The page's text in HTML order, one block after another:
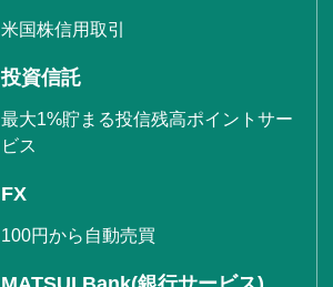
米国株信用取引
投資信託
最大1%貯まる投信残高ポイントサー
ビス
FX
100円から自動売買